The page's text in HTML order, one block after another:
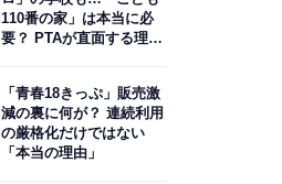
110番の家」は本当に必
要？ PTAが直面する理想
「青春18きっぷ」販売激
減の裏に何が？ 連続利用
の厳格化だけではない
「本当の理由」